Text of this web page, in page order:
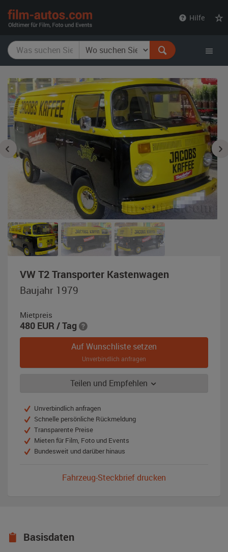
Hilfe
VW T2 Transporter Kastenwagen,
gelb
Baujahr 1979
Mietpreis
480 EUR / Tag
Auf Wunschliste setzen
Unverbindlich anfragen
Teilen und Empfehlen
Unverbindlich anfragen
Schnelle persönliche Rückmeldung
Transparente Preise
Mieten für Film, Foto und Events
Bundesweit und darüber hinaus
Fahrzeug-Steckbrief drucken
Basisdaten